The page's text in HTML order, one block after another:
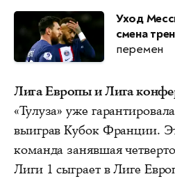
Уход
смена
перемен
Лига Европы и Лига
«Тулуза» уже
выиграв Кубок Франции.
команда занявшая
Лиги 1 сыграет в Лиге